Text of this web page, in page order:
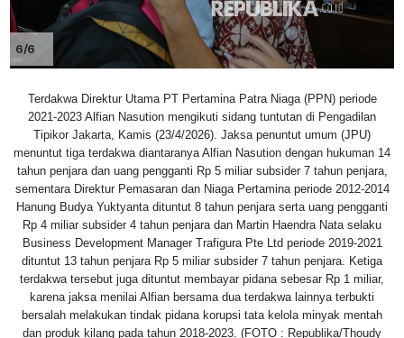
6/6
Terdakwa Direktur Utama PT Pertamina Patra Niaga (PPN) periode
2021-2023 Alfian Nasution mengikuti sidang tuntutan di Pengadilan
Tipikor Jakarta, Kamis (23/4/2026). Jaksa penuntut umum (JPU)
menuntut tiga terdakwa diantaranya Alfian Nasution dengan hukuman 14
tahun penjara dan uang pengganti Rp 5 miliar subsider 7 tahun penjara,
sementara Direktur Pemasaran dan Niaga Pertamina periode 2012-2014
Hanung Budya Yuktyanta dituntut 8 tahun penjara serta uang pengganti
Rp 4 miliar subsider 4 tahun penjara dan Martin Haendra Nata selaku
Business Development Manager Trafigura Pte Ltd periode 2019-2021
dituntut 13 tahun penjara Rp 5 miliar subsider 7 tahun penjara. Ketiga
terdakwa tersebut juga dituntut membayar pidana sebesar Rp 1 miliar,
karena jaksa menilai Alfian bersama dua terdakwa lainnya terbukti
bersalah melakukan tindak pidana korupsi tata kelola minyak mentah
dan produk kilang pada tahun 2018-2023. (FOTO : Republika/Thoudy